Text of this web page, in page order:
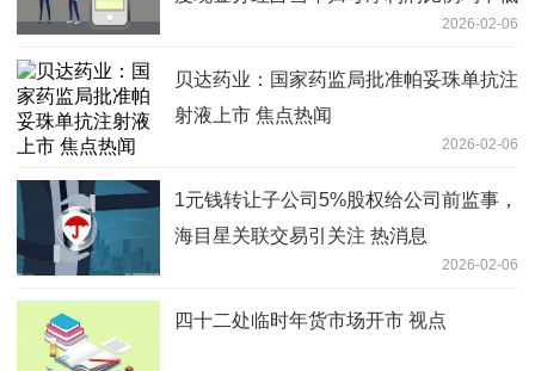
2026-02-06
贝达药业：国家药监局批准帕妥珠单抗注
射液上市 焦点热闻
2026-02-06
1元钱转让子公司5%股权给公司前监事，
海目星关联交易引关注 热消息
2026-02-06
四十二处临时年货市场开市 视点